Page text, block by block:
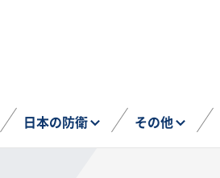
日本の防衛 その他